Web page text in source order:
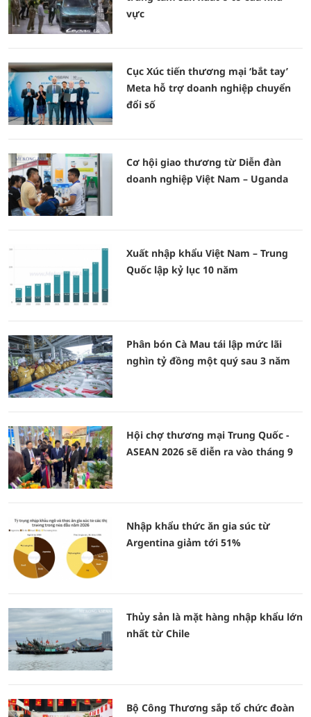
vực
Cục Xúc tiến thương mại ‘bắt tay’
Meta hỗ trợ doanh nghiệp chuyển
đổi số
Cơ hội giao thương từ Diễn đàn
doanh nghiệp Việt Nam – Uganda
Xuất nhập khẩu Việt Nam – Trung
Quốc lập kỷ lục 10 năm
Phân bón Cà Mau tái lập mức lãi
nghìn tỷ đồng một quý sau 3 năm
Hội chợ thương mại Trung Quốc -
ASEAN 2026 sẽ diễn ra vào tháng 9
Nhập khẩu thức ăn gia súc từ
Argentina giảm tới 51%
Thủy sản là mặt hàng nhập khẩu lớn
nhất từ Chile
Bộ Công Thương sắp tổ chức đoàn